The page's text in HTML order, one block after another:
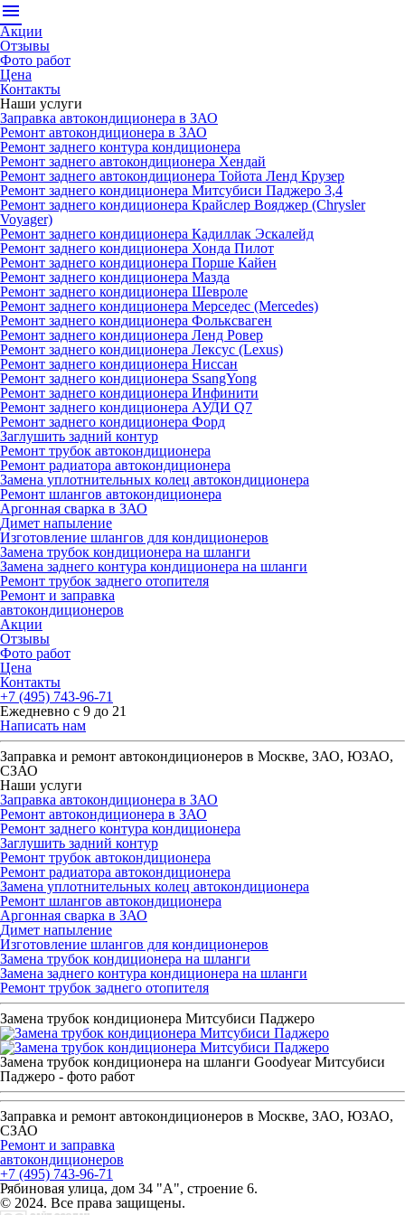
menu
Акции
Отзывы
Фото работ
Цена
Контакты
Наши услуги
Заправка автокондиционера в ЗАО
Ремонт автокондиционера в ЗАО
Ремонт заднего контура кондиционера
Ремонт заднего автокондиционера Хендай
Ремонт заднего автокондиционера Тойота Ленд Крузер
Ремонт заднего кондиционера Митсубиси Паджеро 3,4
Ремонт заднего кондиционера Крайслер Вояджер (Chrysler
Voyager)
Ремонт заднего кондиционера Кадиллак Эскалейд
Ремонт заднего кондиционера Хонда Пилот
Ремонт заднего кондиционера Порше Кайен
Ремонт заднего кондиционера Мазда
Ремонт заднего кондиционера Шевроле
Ремонт заднего кондиционера Мерседес (Mercedes)
Ремонт заднего кондиционера Фольксваген
Ремонт заднего кондиционера Ленд Ровер
Ремонт заднего кондиционера Лексус (Lexus)
Ремонт заднего кондиционера Ниссан
Ремонт заднего кондиционера SsangYong
Ремонт заднего кондиционера Инфинити
Ремонт заднего кондиционера АУДИ Q7
Ремонт заднего кондиционера Форд
Заглушить задний контур
Ремонт трубок автокондиционера
Ремонт радиатора автокондиционера
Замена уплотнительных колец автокондиционера
Ремонт шлангов автокондиционера
Аргонная сварка в ЗАО
Димет напыление
Изготовление шлангов для кондиционеров
Замена трубок кондиционера на шланги
Замена заднего контура кондиционера на шланги
Ремонт трубок заднего отопителя
Ремонт и заправка
автокондиционеров
Акции
Отзывы
Фото работ
Цена
Контакты
+7 (495) 743-96-71
Ежедневно с 9 до 21
Написать нам
Заправка и ремонт автокондиционеров в Москве, ЗАО, ЮЗАО,
СЗАО
Наши услуги
Заправка автокондиционера в ЗАО
Ремонт автокондиционера в ЗАО
Ремонт заднего контура кондиционера
Заглушить задний контур
Ремонт трубок автокондиционера
Ремонт радиатора автокондиционера
Замена уплотнительных колец автокондиционера
Ремонт шлангов автокондиционера
Аргонная сварка в ЗАО
Димет напыление
Изготовление шлангов для кондиционеров
Замена трубок кондиционера на шланги
Замена заднего контура кондиционера на шланги
Ремонт трубок заднего отопителя
Замена трубок кондиционера Митсубиси Паджеро
Замена трубок кондиционера на шланги Goodyear Митсубиси
Паджеро - фото работ
Заправка и ремонт автокондиционеров в Москве, ЗАО, ЮЗАО,
СЗАО
Ремонт и заправка
автокондиционеров
+7 (495) 743-96-71
Рябиновая улица, дом 34 "А", строение 6.
© 2024. Все права защищены.